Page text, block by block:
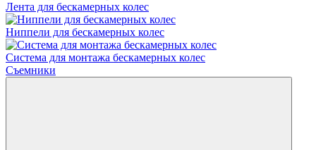
Лента для бескамерных колес
Ниппели для бескамерных колес
Система для монтажа бескамерных колес
Съемники